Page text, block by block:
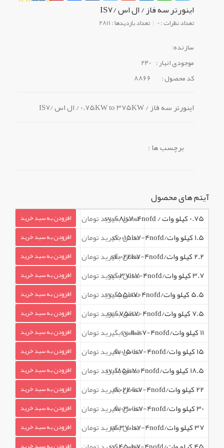
اینورتر سه فاز / ال اس /IS7
تعداد نظرات : 0 تعداد بازدیدها : 2811
سازنده:
موجودی انبار : 240
کد محصول :
8866
اینورتر سه فاز / 0.75KW to 375KW / ال اس /IS7
برچسب ها :
آیتم های محصول
0.75 کیلو وات / sv0008is7-4nofd تماس بگیرید تومان افزودن به سبد خرید
1.5 کیلو وات/sv0015is7-4nofd تماس بگیرید تومان افزودن به سبد خرید
2.2 کیلو وات/sv0022is7-4nofd تماس بگیرید تومان افزودن به سبد خرید
3.7 کیلو وات/sv0037is7-4nofd تماس بگیرید تومان افزودن به سبد خرید
5.5 کیلو وات/sv0055is7-4nofd تماس بگیرید تومان افزودن به سبد خرید
7.5 کیلو وات/sv0075is7-4nofd تماس بگیرید تومان افزودن به سبد خرید
11 کیلو وات/sv0110is7-4nofd تماس بگیرید تومان افزودن به سبد خرید
15 کیلو وات/sv0150is7-4nofd تماس بگیرید تومان افزودن به سبد خرید
18.5 کیلو وات/sv0185is7-4nofd تماس بگیرید تومان افزودن به سبد خرید
22 کیلو وات/sv0220is7-4nofd تماس بگیرید تومان افزودن به سبد خرید
30 کیلو وات/sv0300is7-4nofd تماس بگیرید تومان افزودن به سبد خرید
37 کیلو وات/sv0370is7-4nofd تماس بگیرید تومان افزودن به سبد خرید